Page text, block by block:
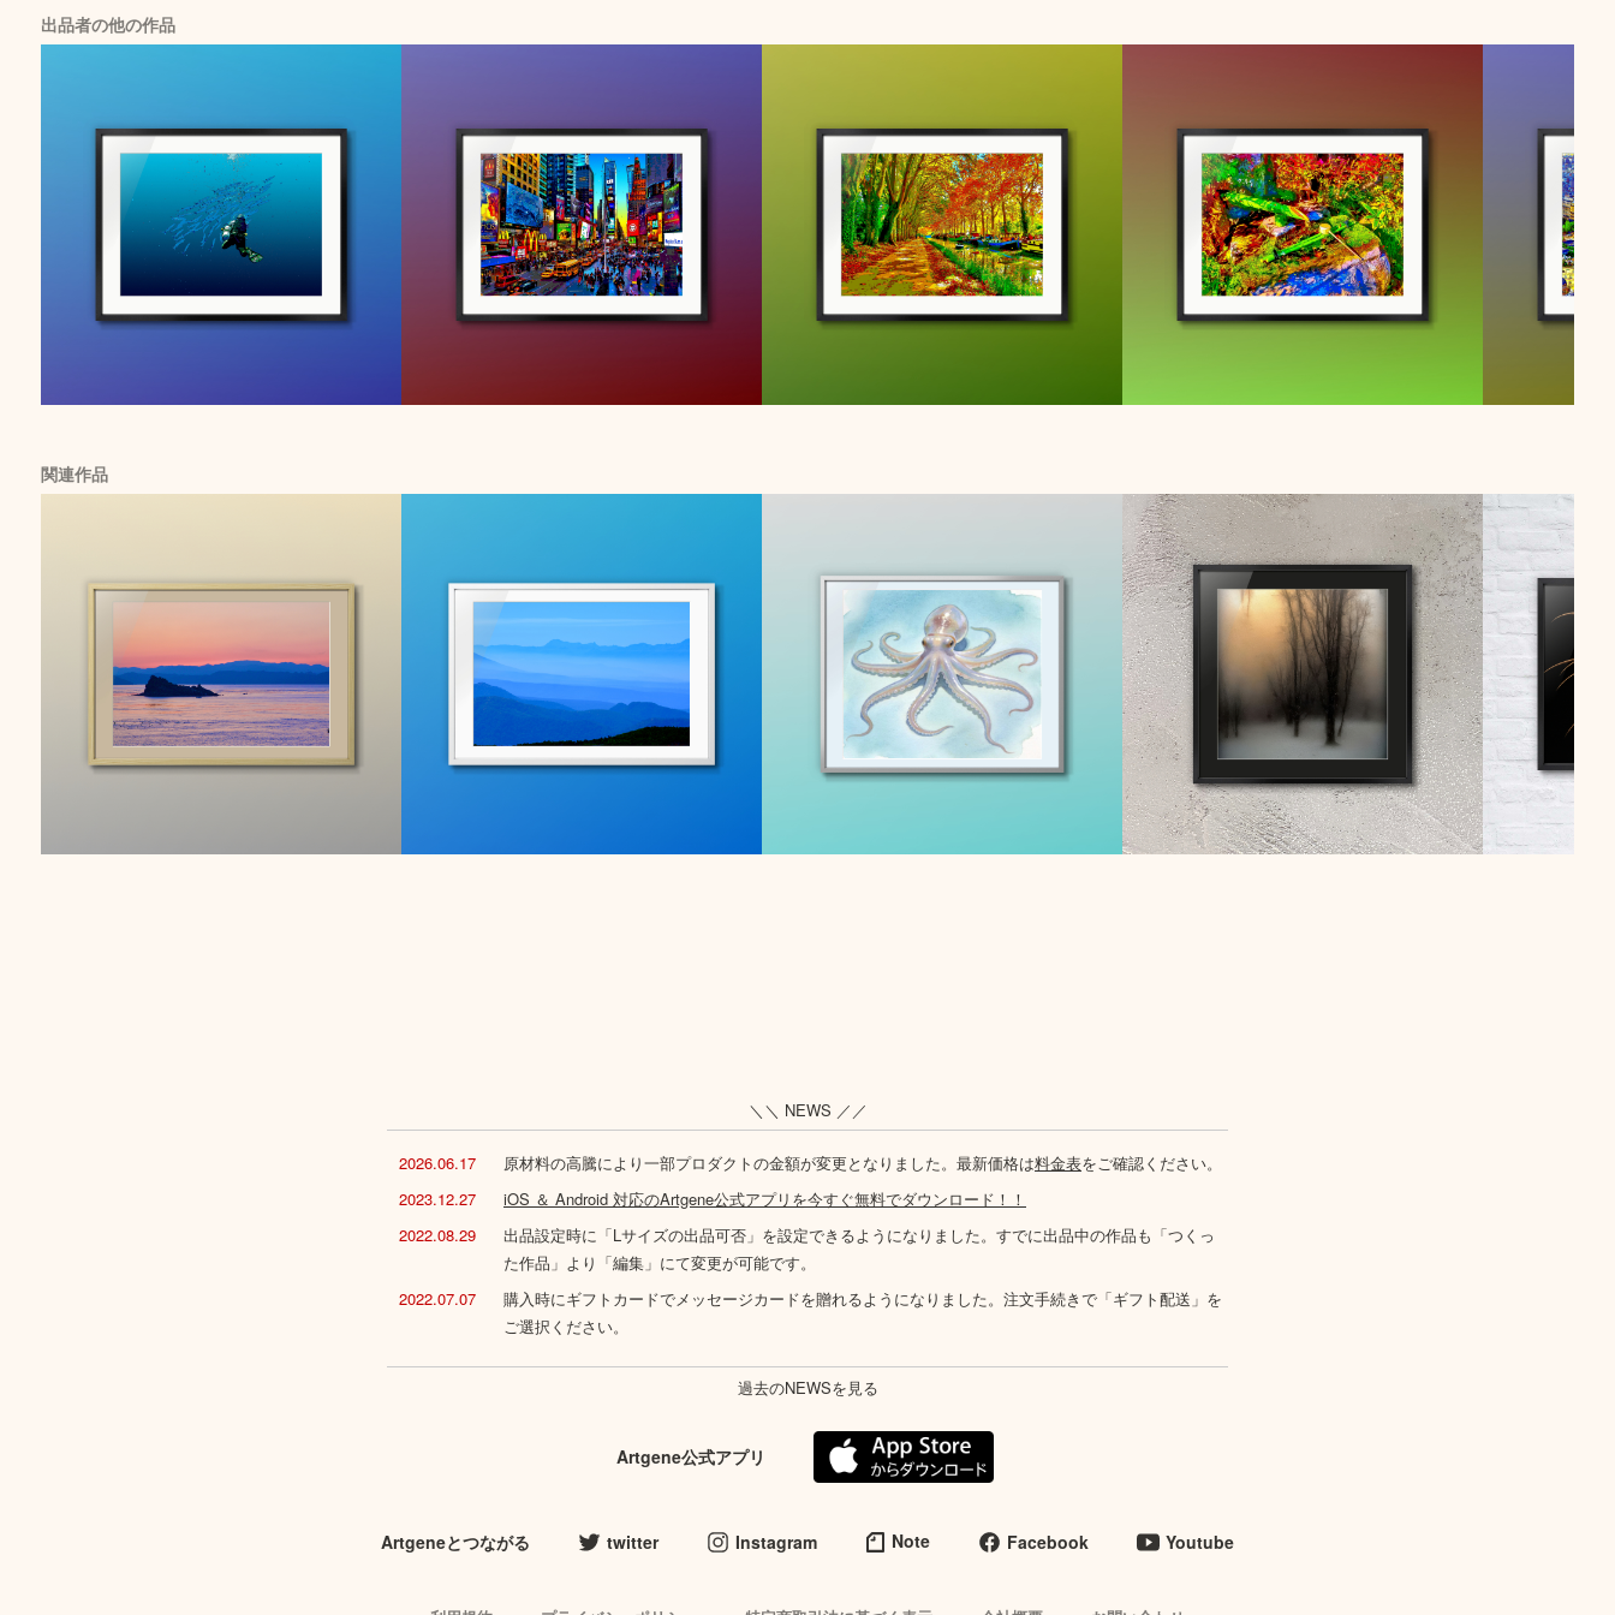
出品者の他の作品
関連作品
＼＼ NEWS ／／
2026.06.17 原材料の高騰により一部プロダクトの金額が変更となりました。最新価格は料金表をご確認ください。
2023.12.27
iOS ＆ Android 対応のArtgene公式アプリを今すぐ無料でダウンロード！！
2022.08.29
出品設定時に「Lサイズの出品可否」を設定できるようになりました。すでに出品中の作品も「つくっ
た作品」より「編集」にて変更が可能です。
2022.07.07
購入時にギフトカードでメッセージカードを贈れるようになりました。注文手続きで「ギフト配送」を
ご選択ください。
過去のNEWSを見る
Artgene公式アプリ
Artgeneとつながる twitter Instagram Note Facebook Youtube